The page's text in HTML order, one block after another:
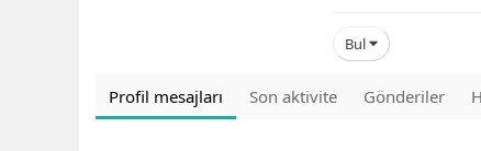
Bul
Profil mesajları Son aktivite Gönderiler